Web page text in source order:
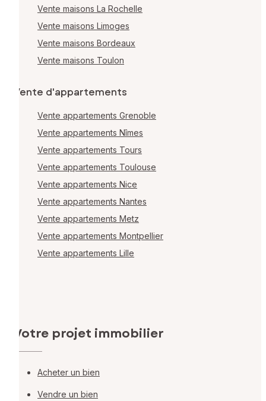
Vente maisons La Rochelle
Vente maisons Limoges
Vente maisons Bordeaux
Vente maisons Toulon
Vente d'appartements
Vente appartements Grenoble
Vente appartements Nîmes
Vente appartements Tours
Vente appartements Toulouse
Vente appartements Nice
Vente appartements Nantes
Vente appartements Metz
Vente appartements Montpellier
Vente appartements Lille
Votre projet immobilier
Acheter un bien
Vendre un bien